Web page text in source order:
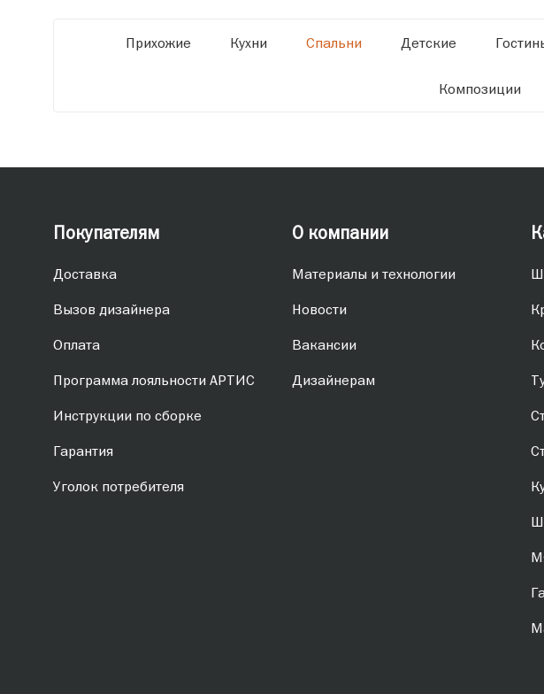
Прихожие Кухни Спальни Детские
Композиции
Покупателям
Доставка
Вызов дизайнера
Оплата
Программа лояльности АРТИС
Инструкции по сборке
Гарантия
Уголок потребителя
О компании
Материалы и технологии
Новости
Вакансии
Дизайнерам